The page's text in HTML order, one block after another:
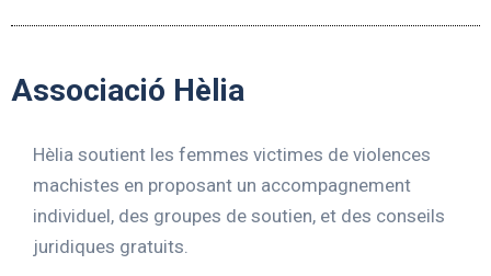
Associació Hèlia
Hèlia soutient les femmes victimes de violences
machistes en proposant un accompagnement
individuel, des groupes de soutien, et des conseils
juridiques gratuits.